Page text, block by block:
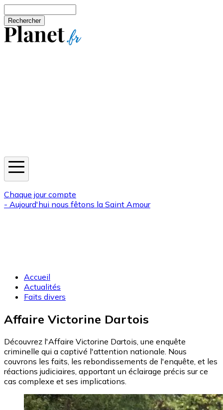
Chaque jour compte
- Aujourd'hui nous fêtons la Saint Amour
Accueil
Actualités
Faits divers
Affaire Victorine Dartois
Découvrez l'Affaire Victorine Dartois, une enquête
criminelle qui a captivé l'attention nationale. Nous
couvrons les faits, les rebondissements de l'enquête, et les
réactions judiciaires, apportant un éclairage précis sur ce
cas complexe et ses implications.
Image